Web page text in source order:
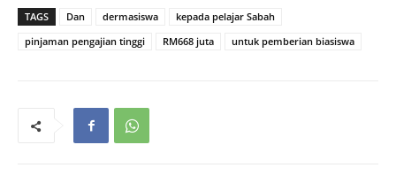
TAGS Dan dermasiswa
kepada pelajar Sabah
pinjaman pengajian tinggi
RM668 juta untuk pemberian biasiswa